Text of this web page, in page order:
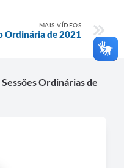
MAIS VÍDEOS
Ordinária de 2021
Sessões Ordinárias de